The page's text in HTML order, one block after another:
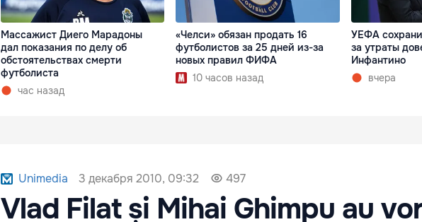
Массажист Диего Марадоны
дал показания по делу об
обстоятельствах смерти
футболиста
час назад
«Челси» обязан продать 16
футболистов за 25 дней из-за
новых правил ФИФА
10 часов назад
УЕФА
за утраты
Инфантино
вчера
Unimedia 3 декабря 2010, 09:32 497
Vlad Filat și Mihai Ghimpu au